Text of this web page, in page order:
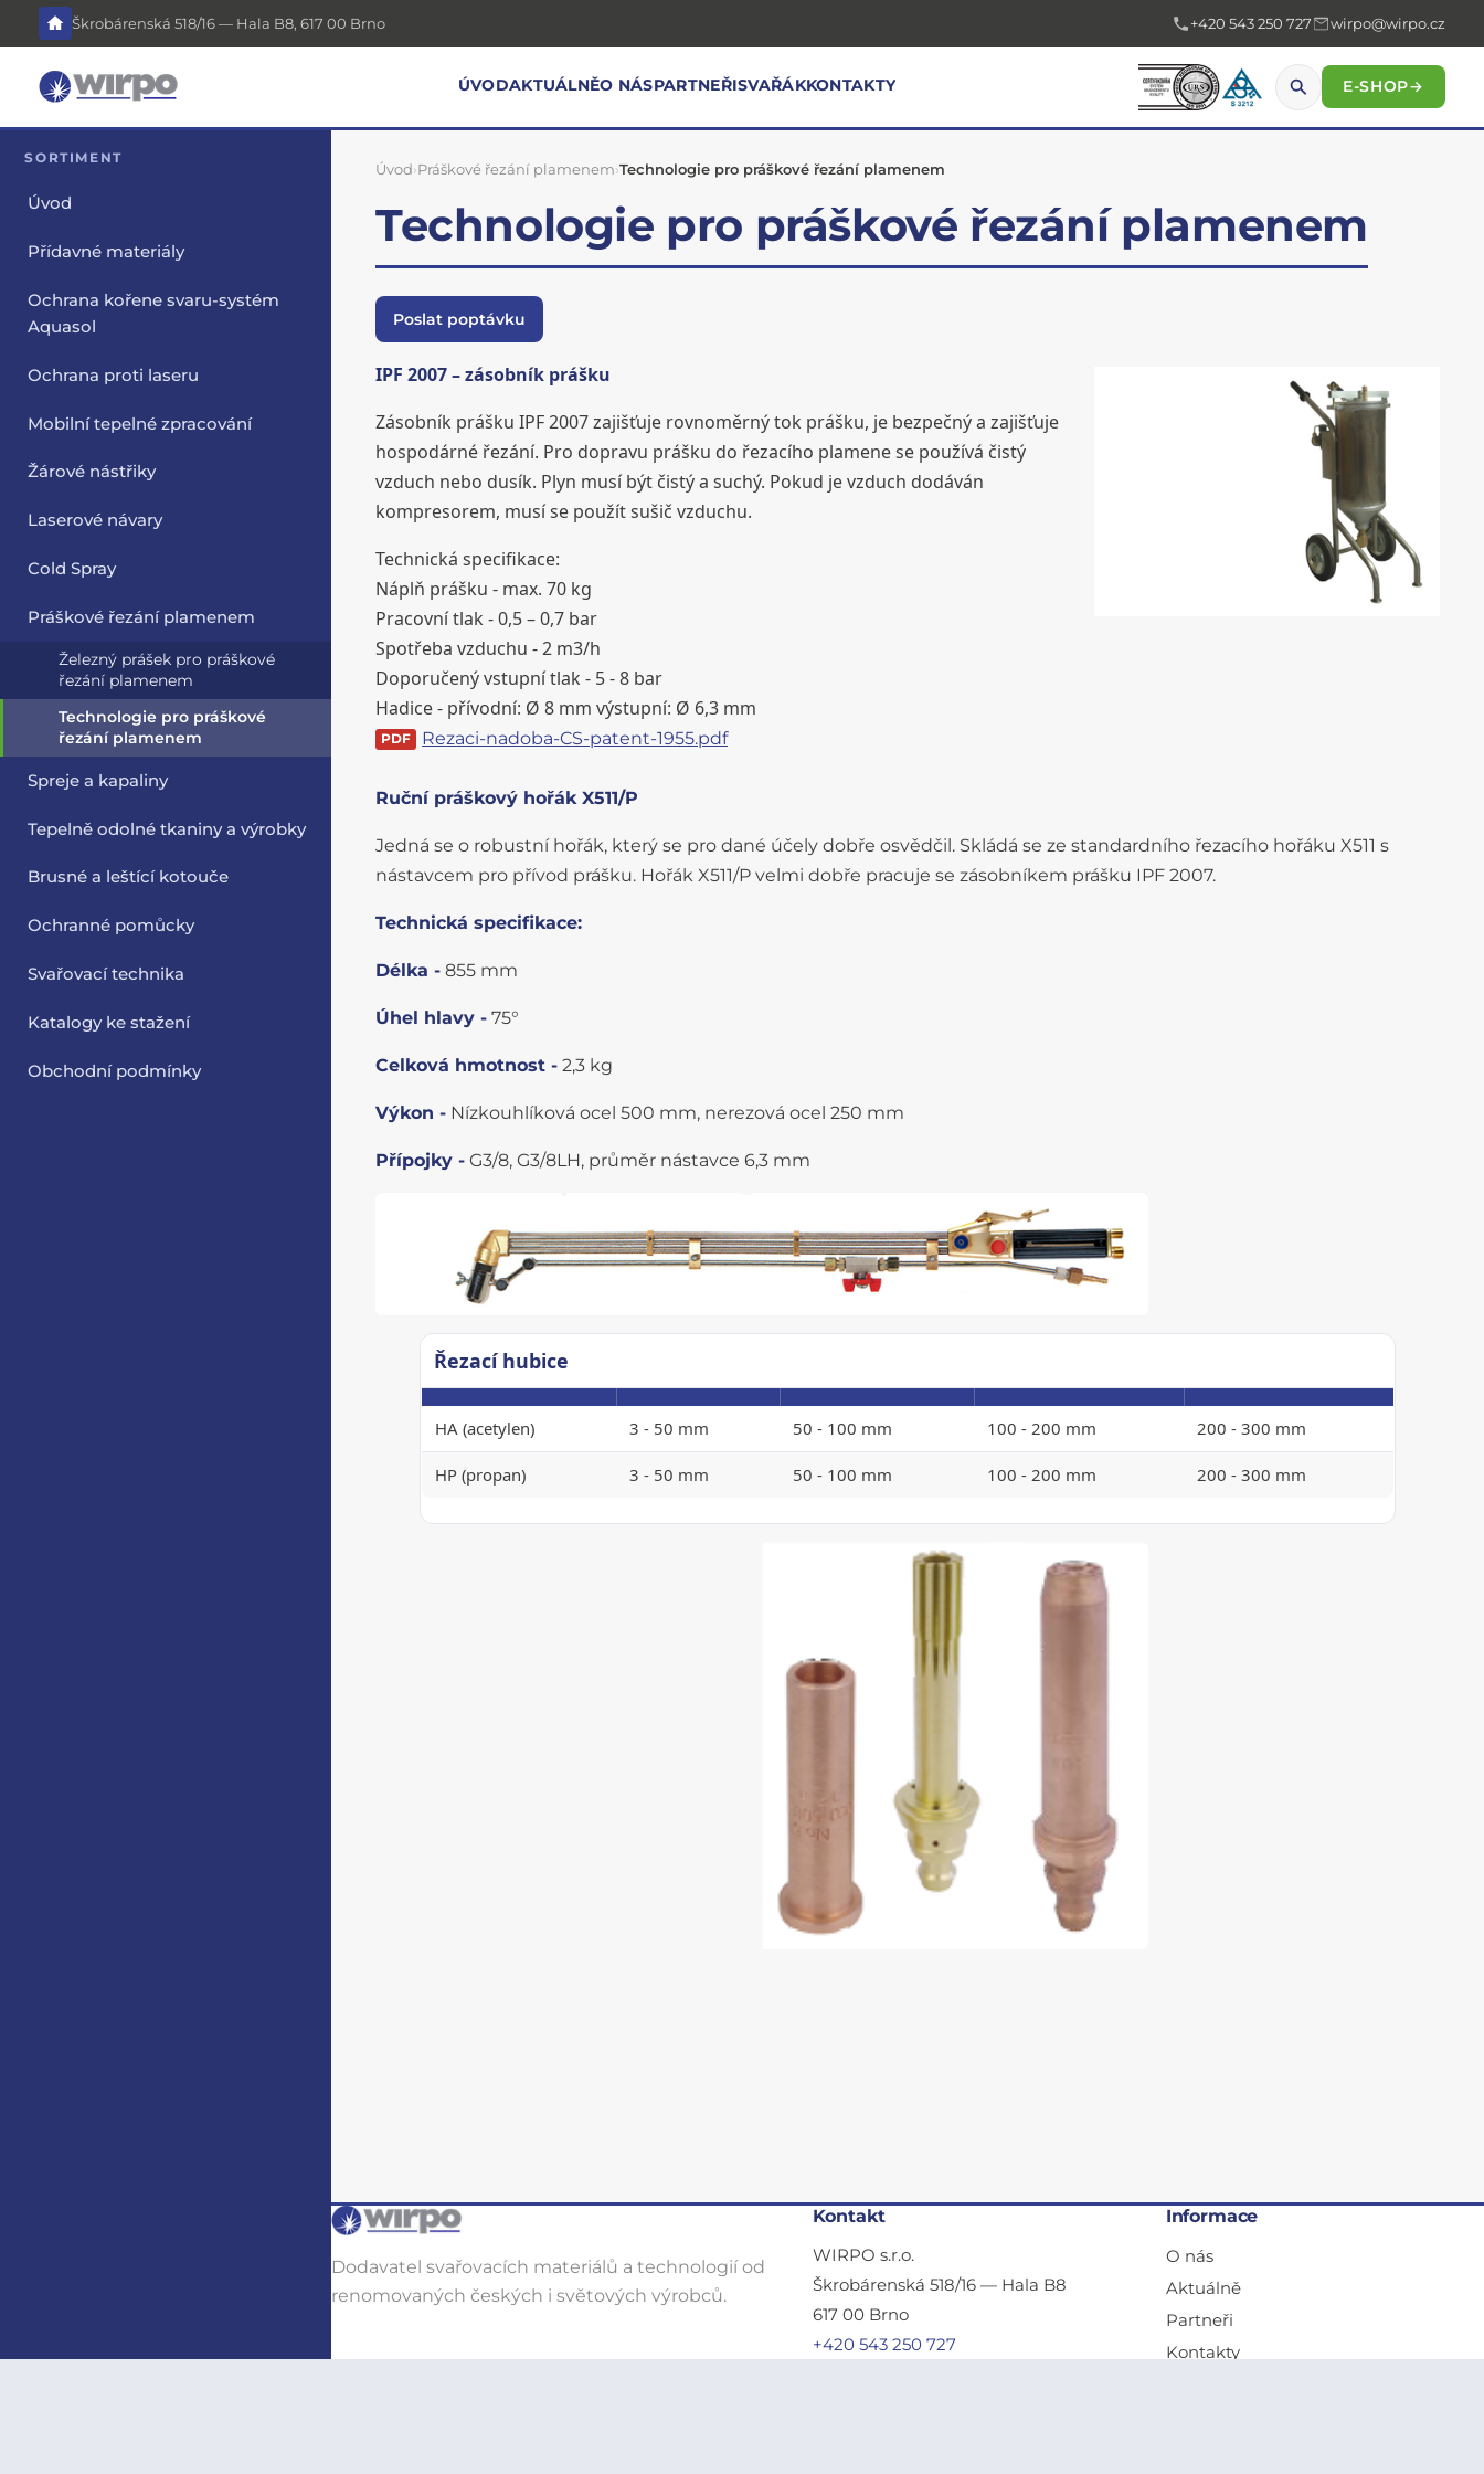
Škrobárenská 518/16 — Hala B8, 617 00 Brno +420 543 250 727 wirpo@wirpo.cz
ÚVODAKTUÁLNĚO NÁSPARTNEŘISVAŘÁKKONTAKTY E-SHOP→
SORTIMENT
Úvod
Přídavné materiály
Ochrana kořene svaru-systém
Aquasol
Ochrana proti laseru
Mobilní tepelné zpracování
Žárové nástřiky
Laserové návary
Cold Spray
Práškové řezání plamenem
Železný prášek pro práškové
řezání plamenem
Technologie pro práškové
řezání plamenem
Spreje a kapaliny
Tepelně odolné tkaniny a výrobky
Brusné a leštící kotouče
Ochranné pomůcky
Svařovací technika
Katalogy ke stažení
Obchodní podmínky
Úvod›Práškové řezání plamenem›Technologie pro práškové řezání plamenem
Technologie pro práškové řezání plamenem
Poslat poptávku
IPF 2007 – zásobník prášku
Zásobník prášku IPF 2007 zajišťuje rovnoměrný tok prášku, je bezpečný a zajišťuje
hospodárné řezání. Pro dopravu prášku do řezacího plamene se používá čistý
vzduch nebo dusík. Plyn musí být čistý a suchý. Pokud je vzduch dodáván
kompresorem, musí se použít sušič vzduchu.
Technická specifikace:
Náplň prášku - max. 70 kg
Pracovní tlak - 0,5 – 0,7 bar
Spotřeba vzduchu - 2 m3/h
Doporučený vstupní tlak - 5 - 8 bar
Hadice - přívodní: Ø 8 mm výstupní: Ø 6,3 mm
Rezaci-nadoba-CS-patent-1955.pdf
Ruční práškový hořák X511/P
Jedná se o robustní hořák, který se pro dané účely dobře osvědčil. Skládá se ze standardního řezacího hořáku X511 s
nástavcem pro přívod prášku. Hořák X511/P velmi dobře pracuje se zásobníkem prášku IPF 2007.
Technická specifikace:
Délka - 855 mm
Úhel hlavy - 75°
Celková hmotnost - 2,3 kg
Výkon - Nízkouhlíková ocel 500 mm, nerezová ocel 250 mm
Přípojky - G3/8, G3/8LH, průměr nástavce 6,3 mm
Řezací hubice
HA (acetylen) 3 - 50 mm 50 - 100 mm 100 - 200 mm 200 - 300 mm
HP (propan) 3 - 50 mm 50 - 100 mm 100 - 200 mm 200 - 300 mm
Dodavatel svařovacích materiálů a technologií od
renomovaných českých i světových výrobců.
Kontakt
WIRPO s.r.o.
Škrobárenská 518/16 — Hala B8
617 00 Brno
+420 543 250 727
Informace
O nás
Aktuálně
Partneři
Kontakty